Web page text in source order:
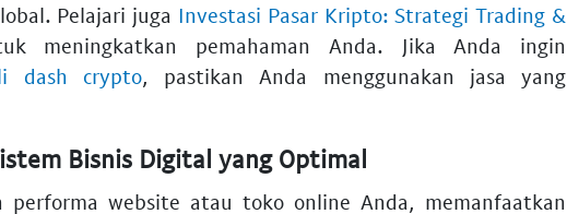
Pelajari juga Investasi Pasar Kripto: Strategi Trading &
meningkatkan pemahaman Anda. Jika Anda ingin
dash crypto, pastikan Anda menggunakan jasa yang
Bisnis Digital yang Optimal
performa website atau toko online Anda, memanfaatkan